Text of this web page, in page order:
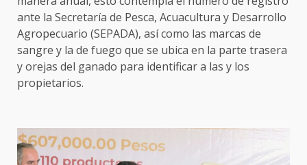
ante la Secretaría de Pesca, Acuacultura y Desarrollo
Agropecuario (SEPADA), así como las marcas de
sangre y la de fuego que se ubica en la parte trasera
y orejas del ganado para identificar a las y los
propietarios.